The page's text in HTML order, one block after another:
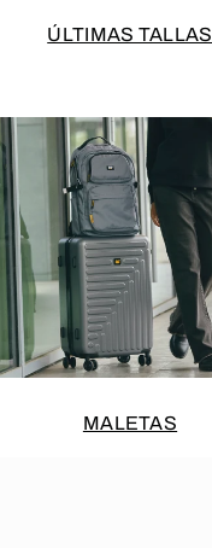
ÚLTIMAS TALLAS
MALETAS